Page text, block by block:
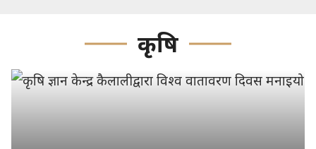
कृषि